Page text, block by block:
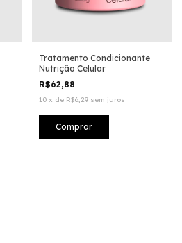
Tratamento Condicionante
Nutrição Celular
R$62,88
10 x de R$6,29 sem juros